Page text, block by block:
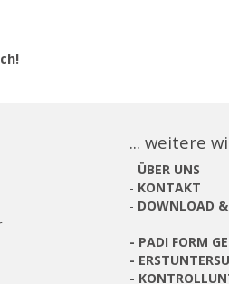
... weitere
- ÜBER UNS
- KONTAKT
- DOWNLOAD
- PADI FORM
-
-